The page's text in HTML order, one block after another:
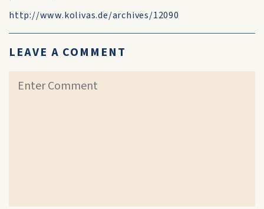
http://www.kolivas.de/archives/12090
LEAVE A COMMENT